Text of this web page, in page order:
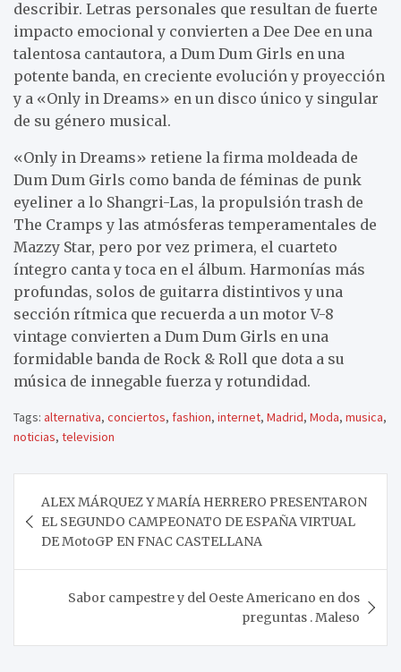
describir. Letras personales que resultan de fuerte
impacto emocional y convierten a Dee Dee en una
talentosa cantautora, a Dum Dum Girls en una
potente banda, en creciente evolución y proyección
y a «Only in Dreams» en un disco único y singular
de su género musical.
«Only in Dreams» retiene la firma moldeada de
Dum Dum Girls como banda de féminas de punk
eyeliner a lo Shangri-Las, la propulsión trash de
The Cramps y las atmósferas temperamentales de
Mazzy Star, pero por vez primera, el cuarteto
íntegro canta y toca en el álbum. Harmonías más
profundas, solos de guitarra distintivos y una
sección rítmica que recuerda a un motor V-8
vintage convierten a Dum Dum Girls en una
formidable banda de Rock & Roll que dota a su
música de innegable fuerza y rotundidad.
Tags: alternativa, conciertos, fashion, internet, Madrid, Moda, musica,
noticias, television
de
entradas
ALEX MÁRQUEZ Y MARÍA HERRERO PRESENTARON
EL SEGUNDO CAMPEONATO DE ESPAÑA VIRTUAL
DE MotoGP EN FNAC CASTELLANA
Sabor campestre y del Oeste Americano en dos
preguntas . Maleso